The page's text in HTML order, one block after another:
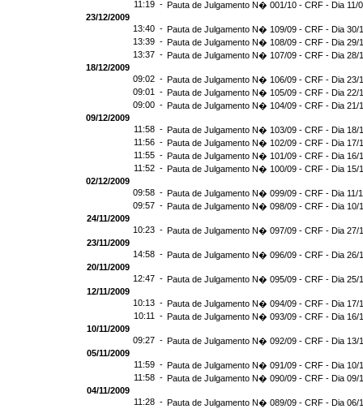
11:19 - Pauta de Julgamento N� 001/10 - CRF - Dia 11/
23/12/2009
13:40 - Pauta de Julgamento N� 109/09 - CRF - Dia 30/
13:39 - Pauta de Julgamento N� 108/09 - CRF - Dia 29/
13:37 - Pauta de Julgamento N� 107/09 - CRF - Dia 28/
18/12/2009
09:02 - Pauta de Julgamento N� 106/09 - CRF - Dia 23/
09:01 - Pauta de Julgamento N� 105/09 - CRF - Dia 22/
09:00 - Pauta de Julgamento N� 104/09 - CRF - Dia 21/
09/12/2009
11:58 - Pauta de Julgamento N� 103/09 - CRF - Dia 18/
11:56 - Pauta de Julgamento N� 102/09 - CRF - Dia 17/
11:55 - Pauta de Julgamento N� 101/09 - CRF - Dia 16/
11:52 - Pauta de Julgamento N� 100/09 - CRF - Dia 15/
02/12/2009
09:58 - Pauta de Julgamento N� 099/09 - CRF - Dia 11/
09:57 - Pauta de Julgamento N� 098/09 - CRF - Dia 10/
24/11/2009
10:23 - Pauta de Julgamento N� 097/09 - CRF - Dia 27/
23/11/2009
14:58 - Pauta de Julgamento N� 096/09 - CRF - Dia 26/
20/11/2009
12:47 - Pauta de Julgamento N� 095/09 - CRF - Dia 25/
12/11/2009
10:13 - Pauta de Julgamento N� 094/09 - CRF - Dia 17/
10:11 - Pauta de Julgamento N� 093/09 - CRF - Dia 16/
10/11/2009
09:27 - Pauta de Julgamento N� 092/09 - CRF - Dia 13/
05/11/2009
11:59 - Pauta de Julgamento N� 091/09 - CRF - Dia 10/
11:58 - Pauta de Julgamento N� 090/09 - CRF - Dia 09/
04/11/2009
11:28 - Pauta de Julgamento N� 089/09 - CRF - Dia 06/